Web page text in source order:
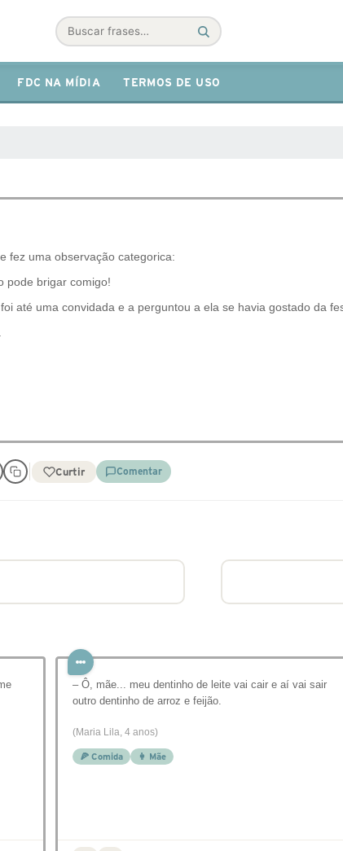
Buscar
FDC NA MÍDIA TERMOS DE USO
fez uma observação categorica:
pode brigar comigo!
até uma convidada e a perguntou a ela se havia gostado da
Curtir Comentar
– Ô, mãe... meu dentinho de leite vai cair e aí vai sair
outro dentinho de arroz e feijão.
(Maria Lila, 4 anos)
🍕 Comida 👩 Mãe